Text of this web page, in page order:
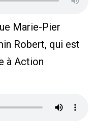
Marie-Pier
Robert, qui est
à Action